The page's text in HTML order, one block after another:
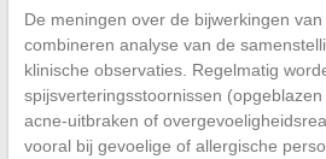
De meningen over de bijwerkingen
combineren analyse van de
klinische observaties. Regelmatig
spijsverteringsstoornissen (opgeblazen
acne-uitbraken of
vooral bij gevoelige of allergische